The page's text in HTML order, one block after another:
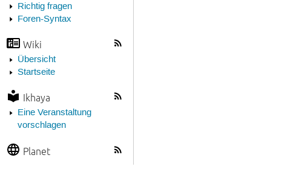
Richtig fragen
Foren-Syntax
Wiki
Übersicht
Startseite
Ikhaya
Eine Veranstaltung
vorschlagen
Planet